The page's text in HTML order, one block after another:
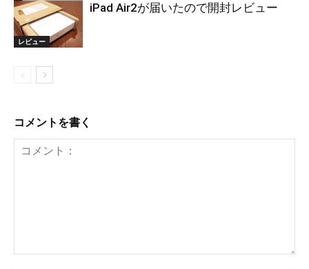
レビュー
iPad Air2が届いたので開封レビュー
コメントを書く